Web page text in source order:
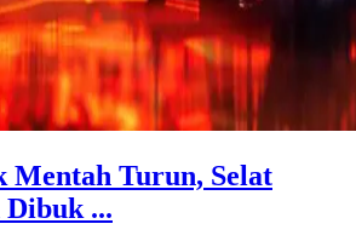
Mentah Turun, Selat
...